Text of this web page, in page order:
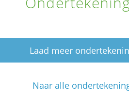
Laad meer
Naar alle